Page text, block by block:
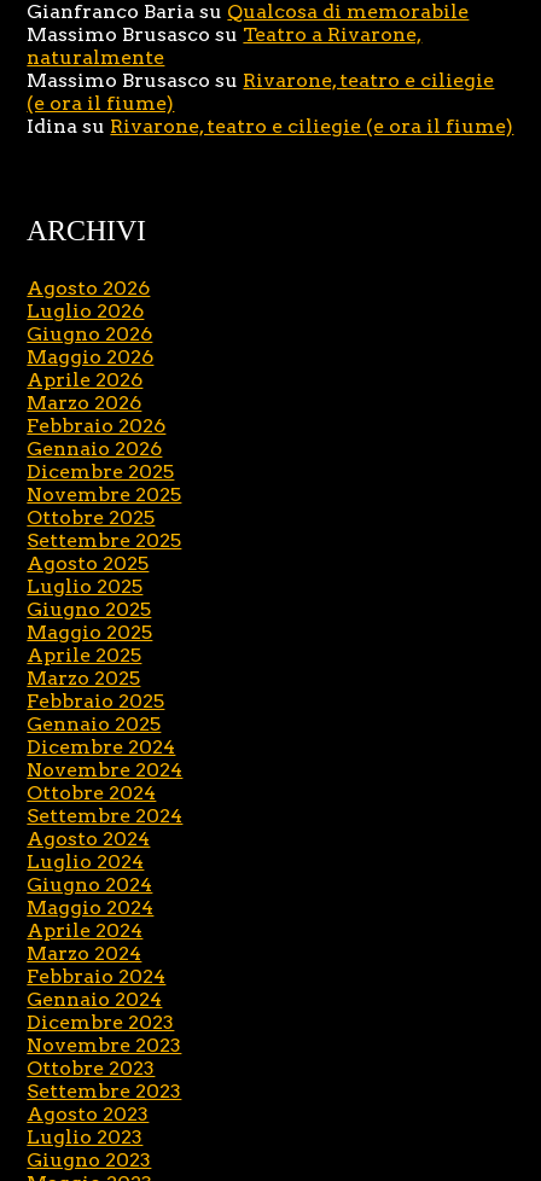
Gianfranco Baria su Qualcosa di memorabile
Massimo Brusasco su Teatro a Rivarone,
naturalmente
Massimo Brusasco su Rivarone, teatro e ciliegie
(e ora il fiume)
Idina su Rivarone, teatro e ciliegie (e ora il fiume)
ARCHIVI
Agosto 2026
Luglio 2026
Giugno 2026
Maggio 2026
Aprile 2026
Marzo 2026
Febbraio 2026
Gennaio 2026
Dicembre 2025
Novembre 2025
Ottobre 2025
Settembre 2025
Agosto 2025
Luglio 2025
Giugno 2025
Maggio 2025
Aprile 2025
Marzo 2025
Febbraio 2025
Gennaio 2025
Dicembre 2024
Novembre 2024
Ottobre 2024
Settembre 2024
Agosto 2024
Luglio 2024
Giugno 2024
Maggio 2024
Aprile 2024
Marzo 2024
Febbraio 2024
Gennaio 2024
Dicembre 2023
Novembre 2023
Ottobre 2023
Settembre 2023
Agosto 2023
Luglio 2023
Giugno 2023